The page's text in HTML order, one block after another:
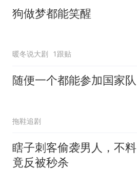
狗做梦都能笑醒
暖冬说大剧 1跟贴
随便一个都能参加国家队
拖鞋追剧
瞎子刺客偷袭男人，不料
竟反被秒杀